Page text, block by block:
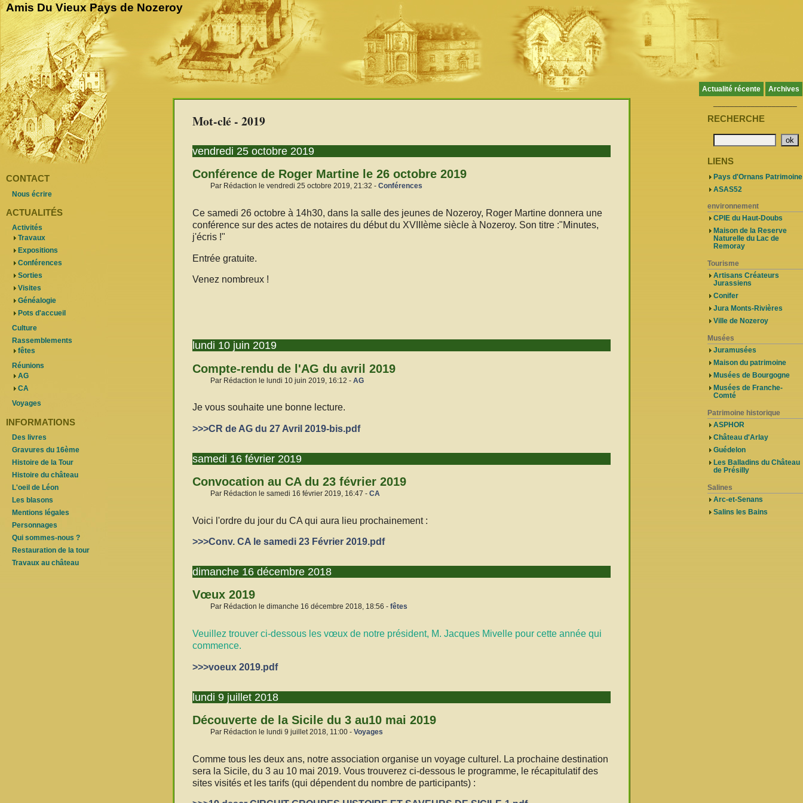
Amis Du Vieux Pays de Nozeroy
Actualité récente Archives
Mot-clé - 2019
vendredi 25 octobre 2019
Conférence de Roger Martine le 26 octobre 2019
Par Rédaction le vendredi 25 octobre 2019, 21:32 - Conférences
Ce samedi 26 octobre à 14h30, dans la salle des jeunes de Nozeroy, Roger Martine donnera une
conférence sur des actes de notaires du début du XVIIIème siècle à Nozeroy. Son titre :"Minutes,
j'écris !"
Entrée gratuite.
Venez nombreux !
lundi 10 juin 2019
Compte-rendu de l'AG du avril 2019
Par Rédaction le lundi 10 juin 2019, 16:12 - AG
Je vous souhaite une bonne lecture.
>>>CR de AG du 27 Avril 2019-bis.pdf
samedi 16 février 2019
Convocation au CA du 23 février 2019
Par Rédaction le samedi 16 février 2019, 16:47 - CA
Voici l'ordre du jour du CA qui aura lieu prochainement :
>>>Conv. CA le samedi 23 Février 2019.pdf
dimanche 16 décembre 2018
Vœux 2019
Par Rédaction le dimanche 16 décembre 2018, 18:56 - fêtes
Veuillez trouver ci-dessous les vœux de notre président, M. Jacques Mivelle pour cette année qui
commence.
>>>voeux 2019.pdf
lundi 9 juillet 2018
Découverte de la Sicile du 3 au10 mai 2019
Par Rédaction le lundi 9 juillet 2018, 11:00 - Voyages
Comme tous les deux ans, notre association organise un voyage culturel. La prochaine destination
sera la Sicile, du 3 au 10 mai 2019. Vous trouverez ci-dessous le programme, le récapitulatif des
sites visités et les tarifs (qui dépendent du nombre de participants) :
CONTACT
Nous écrire
ACTUALITÉS
Activités
Travaux
Expositions
Conférences
Sorties
Visites
Généalogie
Pots d'accueil
Culture
Rassemblements
fêtes
Réunions
AG
CA
Voyages
INFORMATIONS
Des livres
Gravures du 16ème
Histoire de la Tour
Histoire du château
L'oeil de Léon
Les blasons
Mentions légales
Personnages
Qui sommes-nous ?
Restauration de la tour
Travaux au château
RECHERCHE
LIENS
Pays d'Ornans Patrimoine
ASAS52
environnement
CPIE du Haut-Doubs
Maison de la Reserve
Naturelle du Lac de
Remoray
Tourisme
Artisans Créateurs
Jurassiens
Conifer
Jura Monts-Rivières
Ville de Nozeroy
Musées
Juramusées
Maison du patrimoine
Musées de Bourgogne
Musées de Franche-
Comté
Patrimoine historique
ASPHOR
Château d'Arlay
Guédelon
Les Balladins du Château
de Présilly
Salines
Arc-et-Senans
Salins les Bains